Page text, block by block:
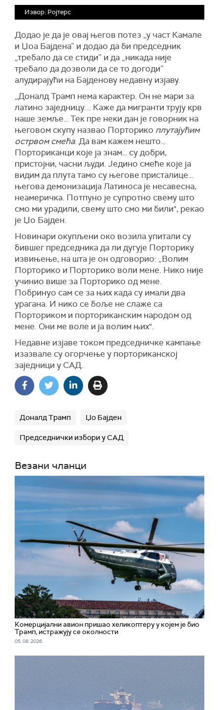
Извор: Ројтерс
Додао је да је овај његов потез „у част Камале
и Џоа Бајдена” и додао да би председник
„требало да се стиди” и да „никада није
требало да дозволи да се то догоди”
алудирајући на Бајденову недавну изјаву.
„Доналд Трамп нема карактер. Он не мари за
латино заједницу…. Каже да мигранти трују крв
наше земље… Тек пре неки дан је говорник на
његовом скупу назвао Порторико плутајућим
острвом смећа. Да вам кажем нешто…
Порториканци које ја знам… су добри,
пристојни, часни људи. Једино смеће које ја
видим да плута тамо су његове присталице…
његова демонизација Латиноса је несавесна,
неамеричка. Потпуно је супротно свему што
смо ми урадили, свему што смо ми били", рекао
је Џо Бајден.
Новинари окупљени око возила упитали су
бившег председника да ли дугује Порторику
извињење, на шта је он одговорио: „Волим
Порторико и Порторико воли мене. Нико није
учинио више за Порторико од мене.
Побринуо сам се за њих када су имали два
урагана. И нико се боље не слаже са
Порториком и порториканским народом од
мене. Они ме воле и ја волим њих".
Недавне изјаве током председничке кампање
изазвале су огорчење у порториканској
заједници у САД.
Доналд Трамп Џо Бајден
Председнички избори у САД
Везани чланци
Комерцијални авион пришао хеликоптеру у којем је био
Трамп, истражују се околности
05. 08. 2026.